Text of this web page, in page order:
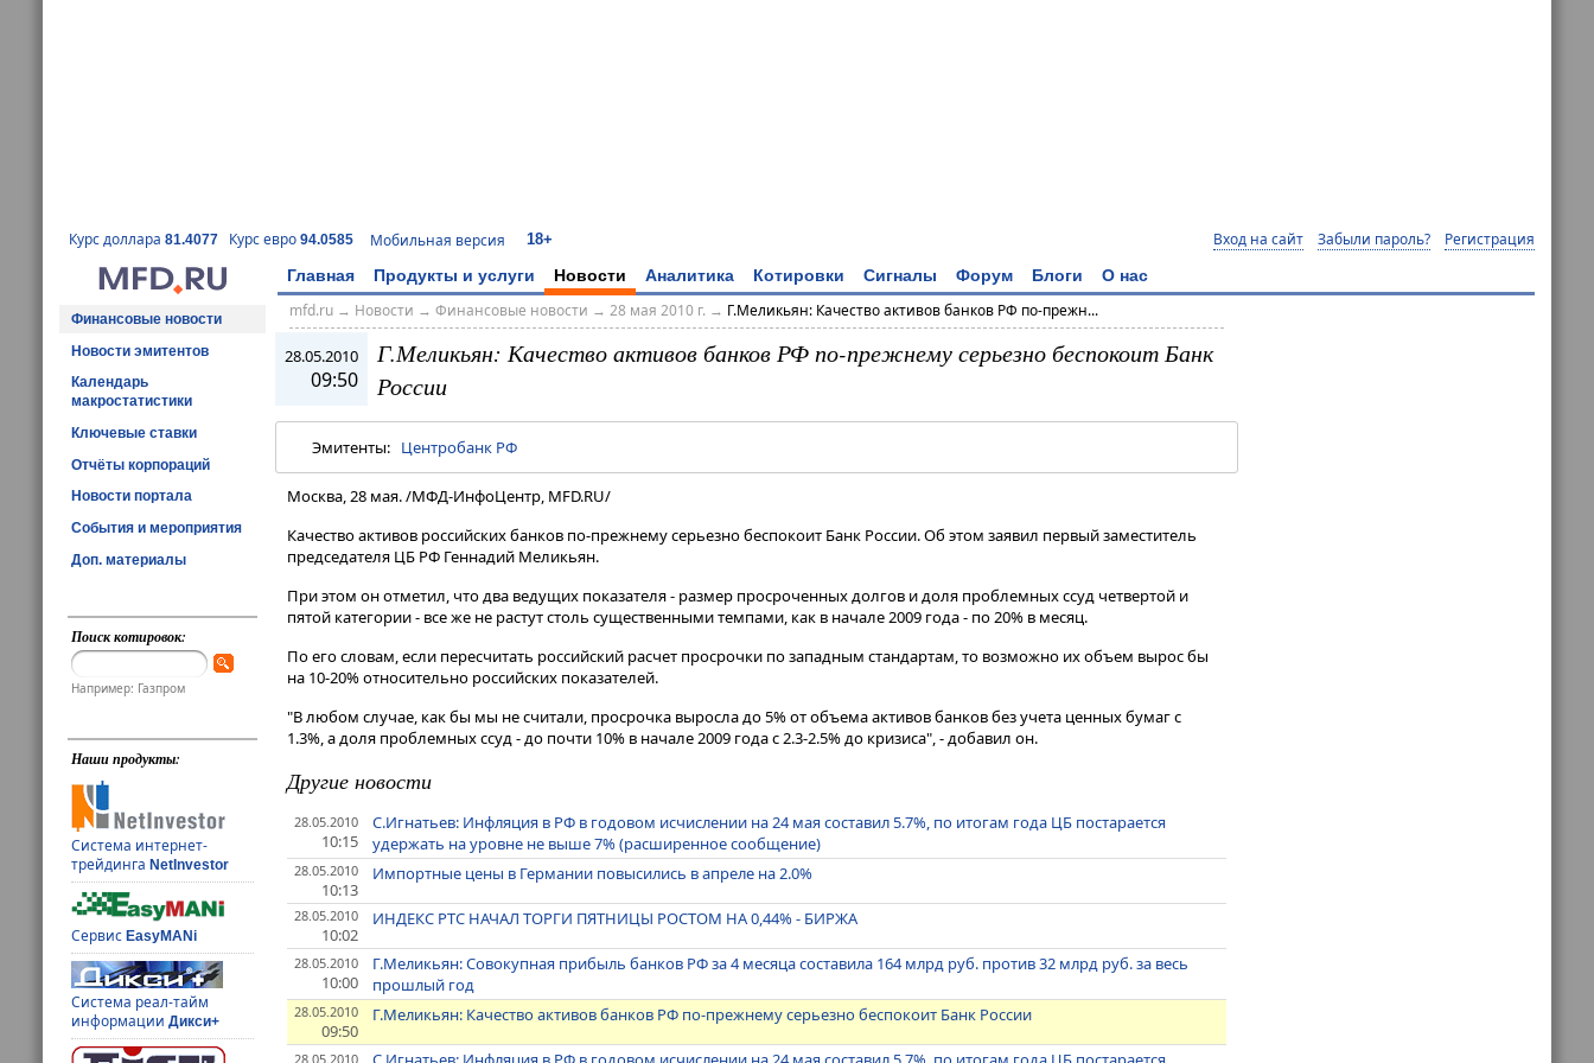
Курс доллара 81.4077 Курс евро 94.0585 Мобильная версия 18+ Вход на сайт Забыли пароль? Регистрация
Главная Продукты и услуги Новости Аналитика Котировки Сигналы Форум Блоги О нас
Финансовые новости
Новости эмитентов
Календарь
макростатистики
Ключевые ставки
Отчёты корпораций
Новости портала
События и мероприятия
Доп. материалы
Поиск котировок:
Например: Газпром
Наши продукты:
Система интернет-
трейдингаNetInvestor
СервисEasyMANi
Система реал-тайм
информацииДикси+
mfd.ru→ Новости → Финансовые новости → 28 мая 2010 г. → Г.Меликьян: Качество активов банков РФ по-прежн...
28.05.2010
09:50
Г.Меликьян: Качество активов банков РФ по-прежнему серьезно беспокоит Банк
России
Эмитенты: Центробанк РФ
Москва, 28 мая. /МФД-ИнфоЦентр, MFD.RU/
Качество активов российских банков по-прежнему серьезно беспокоит Банк России. Об этом заявил первый заместитель
председателя ЦБ РФ Геннадий Меликьян.
При этом он отметил, что два ведущих показателя - размер просроченных долгов и доля проблемных ссуд четвертой и
пятой категории - все же не растут столь существенными темпами, как в начале 2009 года - по 20% в месяц.
По его словам, если пересчитать российский расчет просрочки по западным стандартам, то возможно их объем вырос бы
на 10-20% относительно российских показателей.
"В любом случае, как бы мы не считали, просрочка выросла до 5% от объема активов банков без учета ценных бумаг с
1.3%, а доля проблемных ссуд - до почти 10% в начале 2009 года с 2.3-2.5% до кризиса", - добавил он.
Другие новости
28.05.2010
10:15
С.Игнатьев: Инфляция в РФ в годовом исчислении на 24 мая составил 5.7%, по итогам года ЦБ постарается
удержать на уровне не выше 7% (расширенное сообщение)
28.05.2010
10:13
Импортные цены в Германии повысились в апреле на 2.0%
28.05.2010
10:02
ИНДЕКС РТС НАЧАЛ ТОРГИ ПЯТНИЦЫ РОСТОМ НА 0,44% - БИРЖА
28.05.2010
10:00
Г.Меликьян: Совокупная прибыль банков РФ за 4 месяца составила 164 млрд руб. против 32 млрд руб. за весь
прошлый год
28.05.2010
09:50
Г.Меликьян: Качество активов банков РФ по-прежнему серьезно беспокоит Банк России
28.05.2010